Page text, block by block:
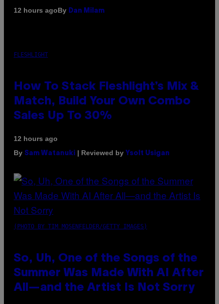
12 hours agoBy Dan Milam
FLESHLIGHT
How To Stack Fleshlight’s Mix &
Match, Build Your Own Combo
Sales Up To 30%
12 hours ago
By Sam Watanuki | Reviewed by Ysolt Usigan
(PHOTO BY TIM MOSENFELDER/GETTY IMAGES)
So, Uh, One of the Songs of the
Summer Was Made With AI After
All—and the Artist Is Not Sorry